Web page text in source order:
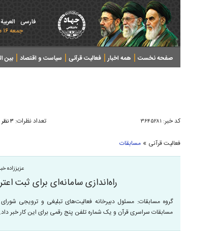
فارسی العربیة
جمعه ۱۶ مرداد ۱۴۰۵ - 2026 August 07
صفحه نخست همه اخبار فعالیت قرآنی سیاست و اقتصاد بین
کد خبر: ۳۶۴۵۲۸۱ تعداد نظرات: ۳ نظر
فعالیت قرآنی » مسابقات
عزیززاده
راه‌اندازی سامانه‌ای برای ثبت
گروه مسابقات: مسئول دبیرخانه فعالیت‌های تبلیغی و ترویجی
مسابقات سراسری قرآن و یک شماره تلفن پنج رقمی برای این کار خبر داد.